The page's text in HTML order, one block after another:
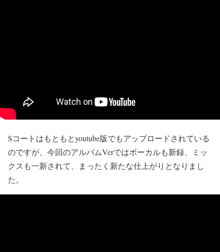
Sコートはもともとyoutube版でもアップロードされている
のですが、今回のアルバムVerではボーカルも新録、ミッ
クスも一新されて、まったく新たな仕上がりとなりまし
た。